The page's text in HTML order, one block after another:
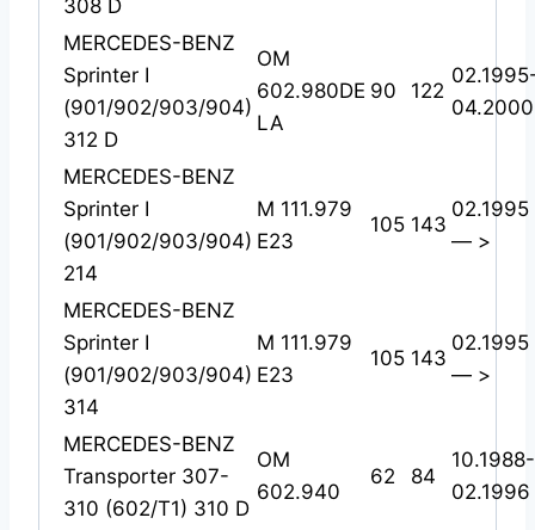
308 D
MERCEDES-BENZ
Sprinter I
(901/902/903/904)
312 D
OM
602.980DE
LA
90 122
04.2000
MERCEDES-BENZ
Sprinter I
(901/902/903/904)
214
M 111.979
E23
105 143
02.1995
— >
MERCEDES-BENZ
Sprinter I
(901/902/903/904)
314
M 111.979
E23
105 143
02.1995
— >
MERCEDES-BENZ
Transporter 307-
310 (602/T1) 310 D
OM
602.940
62 84
10.1988-
02.1996